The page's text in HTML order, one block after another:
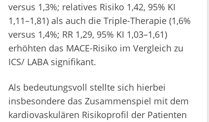
versus 1,3%; relatives Risiko 1,42, 95% KI
1,11–1,81) als auch die Triple-Therapie (1,6%
versus 1,4%; RR 1,29, 95% KI 1,03–1,61)
erhöhten das MACE-Risiko im Vergleich zu
ICS/ LABA signifikant.
Als bedeutungsvoll stellte sich hierbei
insbesondere das Zusammenspiel mit dem
kardiovaskulären Risikoprofil der Patienten